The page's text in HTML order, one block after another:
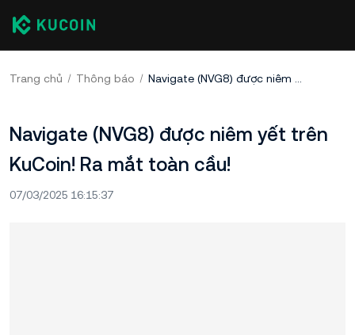
Trang chủ Thông báo Navigate (NVG8) được niêm yết trên KuCoin! Ra mắt toàn cầu!
Navigate (NVG8) được niêm yết trên
KuCoin! Ra mắt toàn cầu!
07/03/2025 16:15:37